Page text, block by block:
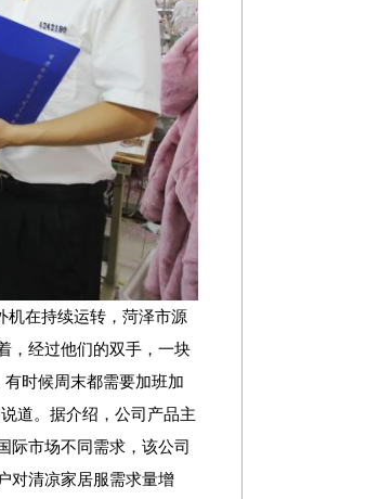
在持续运转，菏泽市源
，经过他们的双手，一块
时候周末都需要加班加
道。据介绍，公司产品主
际市场不同需求，该公司
对清凉家居服需求量增